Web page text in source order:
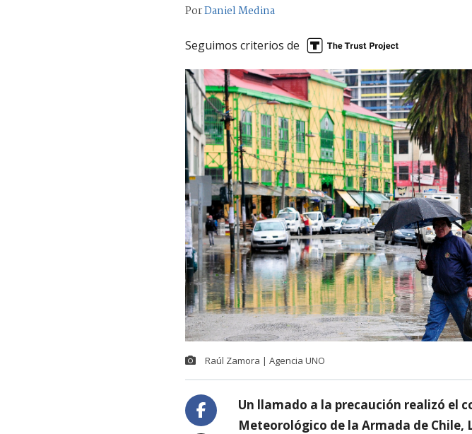
PorDaniel Medina
Seguimos criterios de
Raúl Zamora | Agencia UNO
Un llamado a la precaución realizó el
Meteorológico de la Armada de